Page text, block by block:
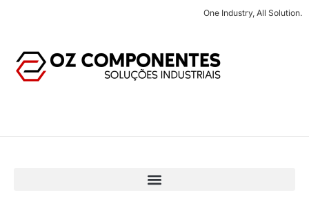
One Industry, All Solution.